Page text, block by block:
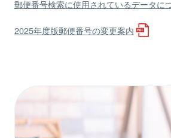
郵便番号検索に使用されているデータに
2025年度版郵便番号の変更案内